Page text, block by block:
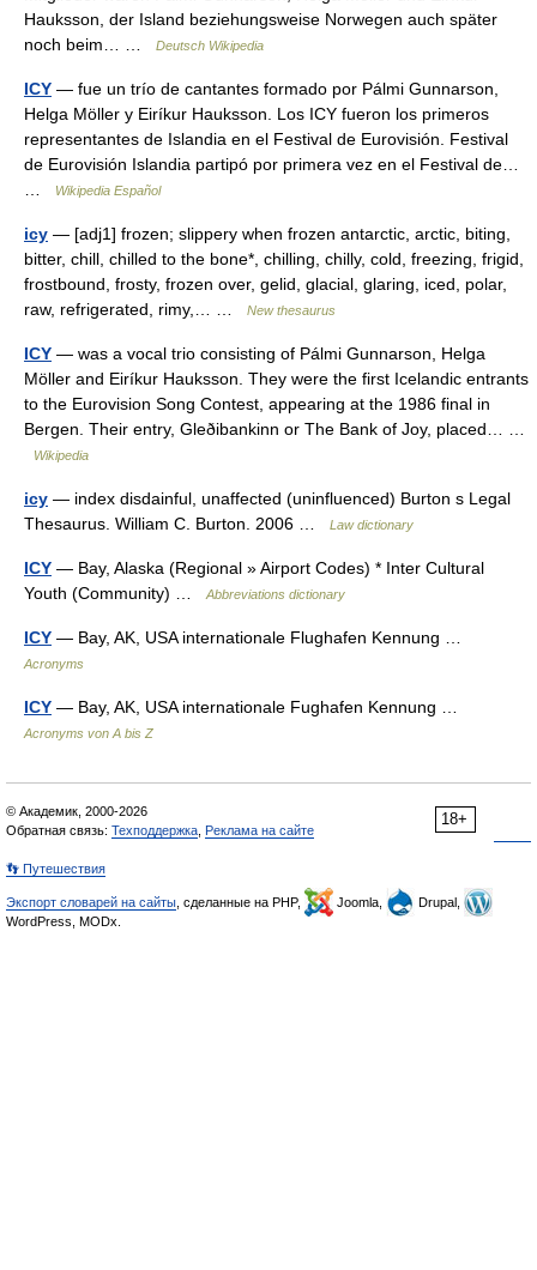
Hauksson, der Island beziehungsweise Norwegen auch später
noch beim… …
Deutsch Wikipedia
ICY — fue un trío de cantantes formado por Pálmi Gunnarson,
Helga Möller y Eiríkur Hauksson. Los ICY fueron los primeros
representantes de Islandia en el Festival de Eurovisión. Festival
de Eurovisión Islandia partipó por primera vez en el Festival de…
Wikipedia Español
icy — [adj1] frozen; slippery when frozen antarctic, arctic, biting,
bitter, chill, chilled to the bone*, chilling, chilly, cold, freezing, frigid,
frostbound, frosty, frozen over, gelid, glacial, glaring, iced, polar,
raw, refrigerated, rimy,… …
New thesaurus
ICY — was a vocal trio consisting of Pálmi Gunnarson, Helga
Möller and Eiríkur Hauksson. They were the first Icelandic entrants
to the Eurovision Song Contest, appearing at the 1986 final in
Bergen. Their entry, Gleðibankinn or The Bank of Joy, placed… …
Wikipedia
icy — index disdainful, unaffected (uninfluenced) Burton s Legal
Thesaurus. William C. Burton. 2006 …
Law dictionary
ICY — Bay, Alaska (Regional » Airport Codes) * Inter Cultural
Youth (Community) …
Abbreviations dictionary
ICY — Bay, AK, USA internationale Flughafen Kennung …
Acronyms
ICY — Bay, AK, USA internationale Fughafen Kennung …
Acronyms von A bis Z
18+
© Академик, 2000-2026
Обратная связь: Техподдержка Реклама на сайте
👣 Путешествия
Экспорт словарей на сайты , сделанные на PHP, Joomla,
Drupal,
WordPress, MODx.